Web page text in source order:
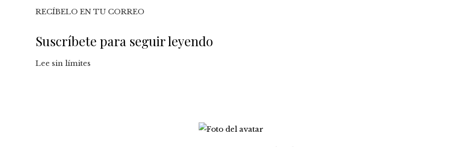
RECÍBELO EN TU CORREO
Suscríbete para seguir leyendo
Lee sin límites